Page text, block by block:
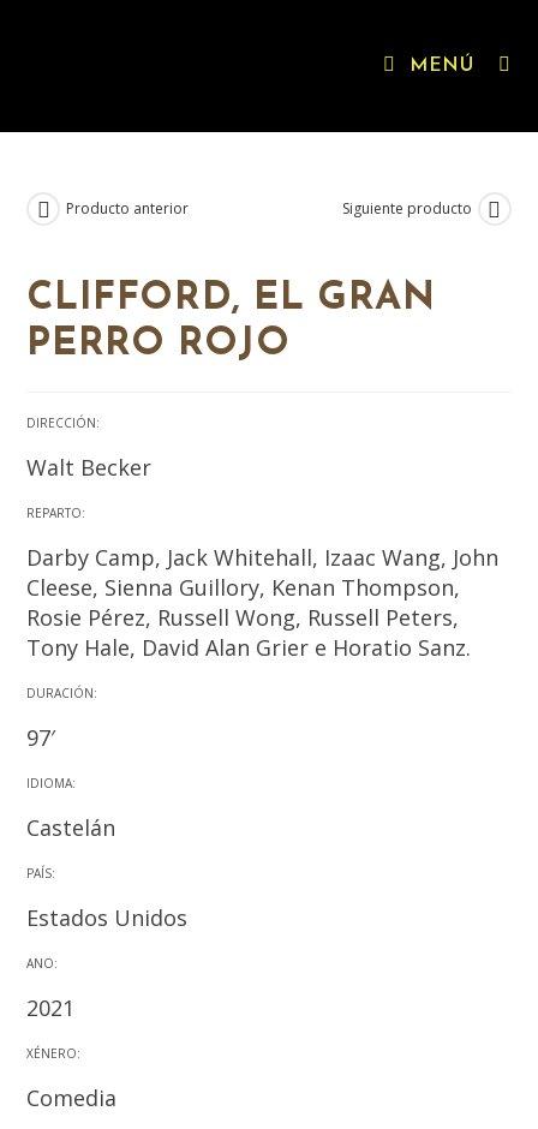
MENÚ
Producto anterior Siguiente producto
CLIFFORD, EL GRAN
PERRO ROJO
DIRECCIÓN:
Walt Becker
REPARTO:
Darby Camp, Jack Whitehall, Izaac Wang, John
Cleese, Sienna Guillory, Kenan Thompson,
Rosie Pérez, Russell Wong, Russell Peters,
Tony Hale, David Alan Grier e Horatio Sanz.
DURACIÓN:
97′
IDIOMA:
Castelán
PAÍS:
Estados Unidos
ANO:
2021
XÉNERO:
Comedia